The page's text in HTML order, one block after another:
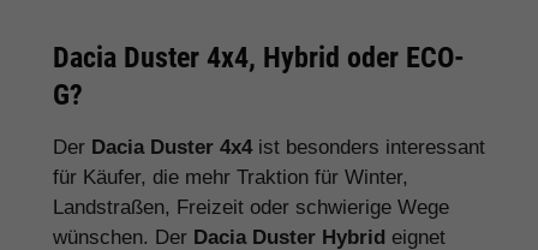
Dacia Duster 4x4, Hybrid oder ECO-
G?
Der Dacia Duster 4x4ist besonders interessant
für Käufer, die mehr Traktion für Winter,
Landstraßen, Freizeit oder schwierige Wege
wünschen. Der Dacia Duster Hybrid eignet